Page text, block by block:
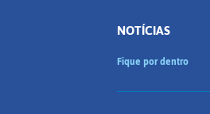
NOTÍCIAS
Fique por dentro